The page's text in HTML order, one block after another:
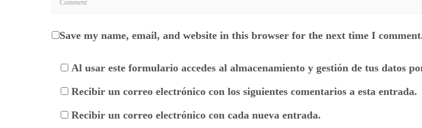
Save my name, email, and website in this browser for the next time I
Al usar este formulario accedes al almacenamiento y gestión de tus datos
Recibir un correo electrónico con los siguientes comentarios a esta entrada.
Recibir un correo electrónico con cada nueva entrada.